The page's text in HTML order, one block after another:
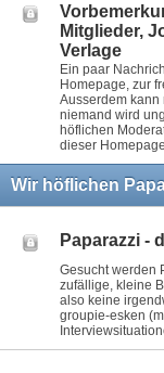
Mitglieder,
Verlage
Ein paar
Homepage, zur
Ausserdem kann
niemand wird
höflichen
dieser
Wir höflichen
Paparazzi -
Gesucht werden
zufällige, kleine
also keine
groupie-esken